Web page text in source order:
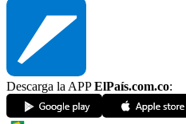
Descarga la APPElPaís.com.co: